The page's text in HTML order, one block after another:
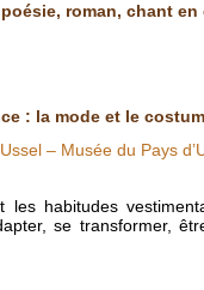
roman, chant
: la mode et le
– Musée du Pays
habitudes
se transformer,